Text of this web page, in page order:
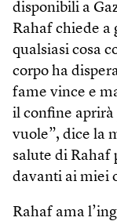
disponibili a
Rahaf chiede a
qualsiasi cosa
corpo ha
fame vince e
il confine aprirà
vuole”, dice la
salute di Rahaf
davanti ai miei
Rahaf ama